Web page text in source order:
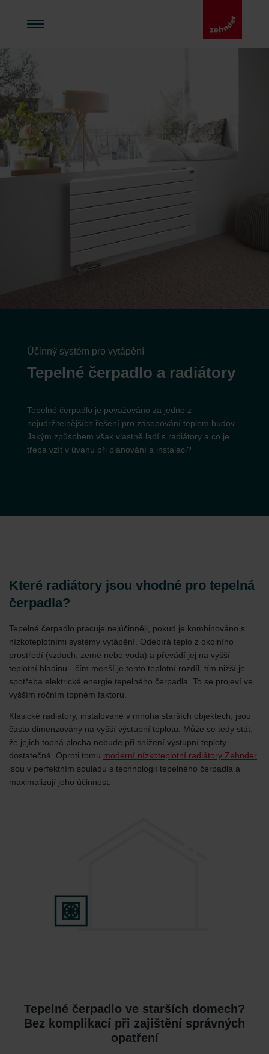
Účinný systém pro vytápění
Tepelné čerpadlo a radiátory
Tepelné čerpadlo je považováno za jedno z
nejudržitelnějších řešení pro zásobování teplem budov.
Jakým způsobem však vlastně ladí s radiátory a co je
třeba vzít v úvahu při plánování a instalaci?
Které radiátory jsou vhodné pro tepelná
čerpadla?
Tepelné čerpadlo pracuje nejúčinněji, pokud je kombinováno s
nízkoteplotními systémy vytápění. Odebírá teplo z okolního
prostředí (vzduch, země nebo voda) a převádí jej na vyšší
teplotní hladinu - čím menší je tento teplotní rozdíl, tím nižší je
spotřeba elektrické energie tepelného čerpadla. To se projeví ve
vyšším ročním topném faktoru.
Klasické radiátory, instalované v mnoha starších objektech, jsou
často dimenzovány na vyšší výstupní teplotu. Může se tedy stát,
že jejich topná plocha nebude při snížení výstupní teploty
dostatečná. Oproti tomu moderní nízkoteplotní radiátory Zehnder
jsou v perfektním souladu s technologií tepelného čerpadla a
maximalizují jeho účinnost.
Tepelné čerpadlo ve starších domech?
Bez komplikací při zajištění správných
opatření